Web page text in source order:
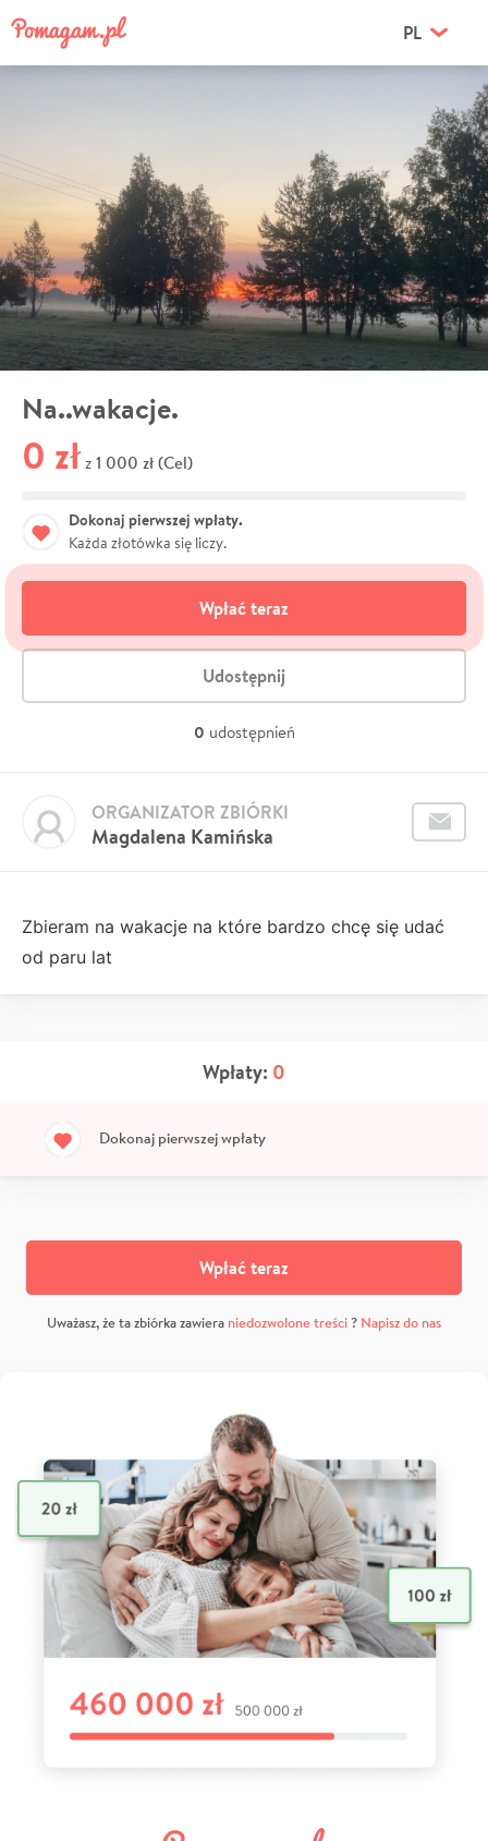
PL
Na..wakacje.
0 zł z 1 000 zł (Cel)
Dokonaj pierwszej wpłaty.
Każda złotówka się liczy.
Wpłać teraz
Udostępnij
0 udostępnień
Magdalena Kamińska
ORGANIZATOR ZBIÓRKI
Zbieram na wakacje na które bardzo chcę się udać
od paru lat
Wpłaty: 0
Dokonaj pierwszej wpłaty
Wpłać teraz
Uważasz, że ta zbiórka zawiera niedozwolone treści? Napisz do nas